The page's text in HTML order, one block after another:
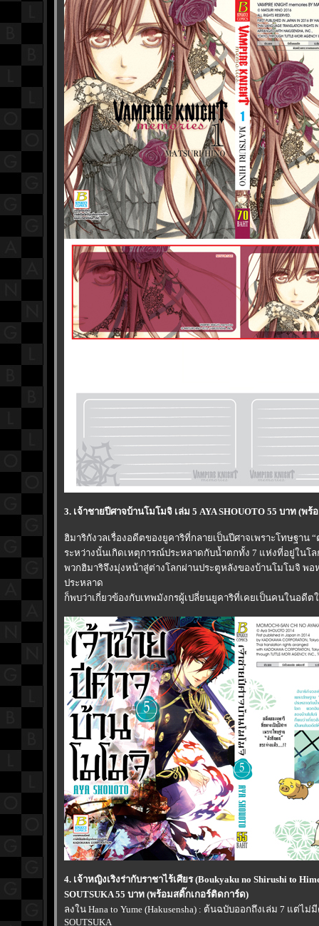
3. เจ้าชายปีศาจบ้านโมโมจิ เล่ม 5 AYA SHOUOTO 55 บาท (พ
ฮิมาริกังวลเรื่องอดีตของยูคาริที่กลายเป็นปีศาจเพราะโทษฐาน
ระหว่างนั้นเกิดเหตุการณ์ประหลาดกับน้ำตกทั้ง 7 แห่งที่อยู่ในโ
พวกฮิมาริจึงมุ่งหน้าสู่ต่างโลกผ่านประตูหลังของบ้านโมโมจิ พอ
ประหลาด
ก็พบว่าเกี่ยวข้องกับเทพมังกรผู้เปลี่ยนยูคาริที่เคยเป็นคนในอดีตใ
4. เจ้าหญิงเริงร่ากับราชาไร้เศียร (Boukyaku no Shirushi to
SOUTSUKA 55 บาท (พร้อมสติ๊กเกอร์ติดการ์ด)
ลงใน Hana to Yume (Hakusensha) : ต้นฉบับออกถึงเล่ม 7 แต่ไม่
SOUTSUKA